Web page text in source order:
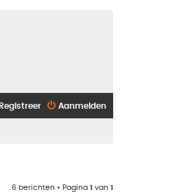
Aanmelden
Registreer
6 berichten • Pagina 1 van 1